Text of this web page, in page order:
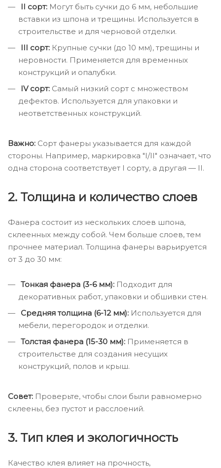
II сорт: Могут быть сучки до 6 мм, небольшие
вставки из шпона и трещины. Используется в
строительстве и для черновой отделки.
III сорт: Крупные сучки (до 10 мм), трещины и
неровности. Применяется для временных
конструкций и опалубки.
IV сорт: Самый низкий сорт с множеством
дефектов. Используется для упаковки и
неответственных конструкций.
Важно: Сорт фанеры указывается для каждой
стороны. Например, маркировка "I/II" означает, что
одна сторона соответствует I сорту, а другая — II.
2. Толщина и количество слоев
Фанера состоит из нескольких слоев шпона,
склеенных между собой. Чем больше слоев, тем
прочнее материал. Толщина фанеры варьируется
от 3 до 30 мм:
Тонкая фанера (3-6 мм): Подходит для
декоративных работ, упаковки и обшивки стен.
Средняя толщина (6-12 мм): Используется для
мебели, перегородок и отделки.
Толстая фанера (15-30 мм): Применяется в
строительстве для создания несущих
конструкций, полов и крыш.
Совет: Проверьте, чтобы слои были равномерно
склеены, без пустот и расслоений.
3. Тип клея и экологичность
Качество клея влияет на прочность,